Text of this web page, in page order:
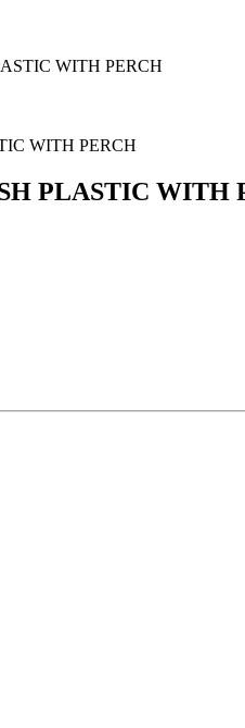
WITH PERCH
PLASTIC WITH